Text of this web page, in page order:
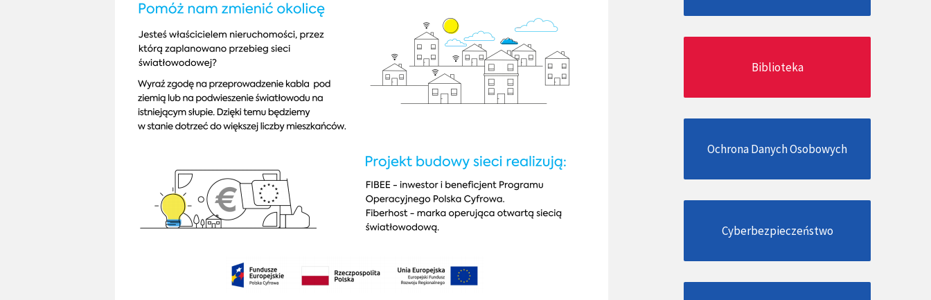
Biblioteka
Ochrona Danych Osobowych
Cyberbezpieczeństwo